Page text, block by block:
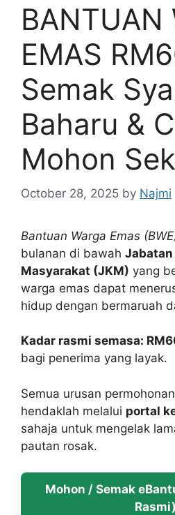
BANTUAN
EMAS
Semak
Baharu &
Mohon
October 28, 2025 by Najmi
Bantuan Warga Emas
bulanan di bawah Jabatan
Masyarakat (JKM) yang
warga emas dapat
hidup dengan bermaruah
Kadar rasmi semasa:
bagi penerima yang layak.
Semua urusan
hendaklah melalui portal
sahaja untuk mengelak
pautan rosak.
Mohon / Semak
Rasmi)